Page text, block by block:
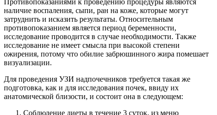
Противопоказаниями к проведению процедуры являются
наличие воспаления, сыпи, ран на коже, которые могут
затруднить и исказить результаты. Относительным
противопоказанием является период беременности,
исследование проводится в случае необходимости. Также
исследование не имеет смысла при высокой степени
ожирения, потому что обилие забрюшинного жира помешает
визуализации.
Для проведения УЗИ надпочечников требуется такая же
подготовка, как и для исследования почек, ввиду их
анатомической близости, и состоит она в следующем:
Соблюдение диеты в течение 3 суток, из меню